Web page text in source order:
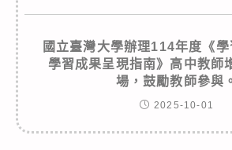
國立臺灣大學辦理114年度《
學習成果呈現指南》高中教師
場，鼓勵教師參與。
2025-10-01